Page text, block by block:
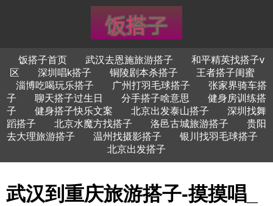
饭搭子首页 武汉去恩施旅游搭子
和平精英找搭子v
区
深圳唱k搭子 铜陵剧本杀搭子
王者搭子闺蜜
淄博吃喝玩乐搭子
广州打羽毛球搭子
张家界骑车搭
子
聊天搭子过生日 分手搭子啥意思
健身房训练搭
子
健身搭子快乐文案 北京出发泰山搭子
深圳找舞
蹈搭子
北京水魔方找搭子 洛邑古城旅游搭子
贵阳
去大理旅游搭子
温州找摄影搭子
银川找羽毛球搭子
北京出发搭子
武汉到重庆旅游搭子-摸摸唱_